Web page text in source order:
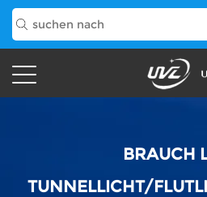
BRAUCH
TUNNELLICHT/